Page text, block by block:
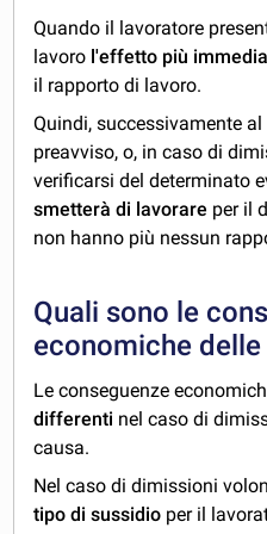
Quando il lavoratore
lavoro l'effetto più
il rapporto di lavoro.
Quindi, successivamente
preavviso, o, in caso di
verificarsi del determinato
smetterà di lavorare per il
non hanno più nessun
Quali sono le
economiche
Le conseguenze
differenti nel caso di
causa.
Nel caso di dimissioni
tipo di sussidio per il